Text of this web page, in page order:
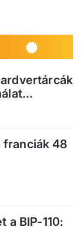
franciák 48
a BIP-110: